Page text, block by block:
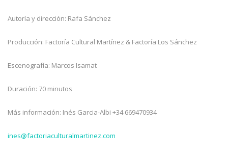
Autoría y dirección: Rafa Sánchez
Producción: Factoría Cultural Martínez & Factoría Los Sánchez
Escenografía: Marcos Isamat
Duración: 70 minutos
Más información: Inés Garcia-Albi +34 669470934
ines@factoriaculturalmartinez.com